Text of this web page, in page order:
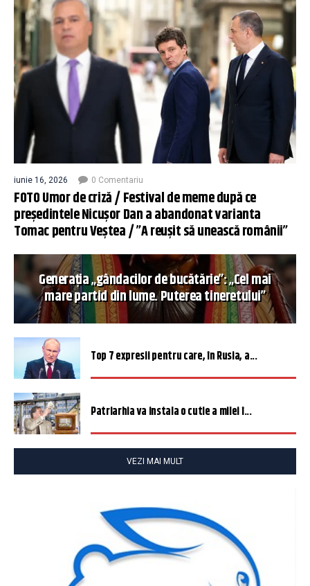
iunie 16, 2026 0 Comentariu
FOTO Umor de criză / Festival de meme după ce
președintele Nicușor Dan a abandonat varianta
Tomac pentru Veștea / ”A reușit să unească românii”
Generația „gândacilor de bucătărie”: „Cel mai
mare partid din lume. Puterea tineretului”
Top 7 expresii pentru care, în Rusia, a...
Patriarhia va instala o cutie a milei î...
VEZI MAI MULT